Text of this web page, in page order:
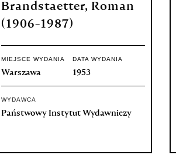
Brandstaetter, Roman
(1906-1987)
MIEJSCE WYDANIA
Warszawa
DATA WYDANIA
1953
WYDAWCA
Państwowy Instytut Wydawniczy